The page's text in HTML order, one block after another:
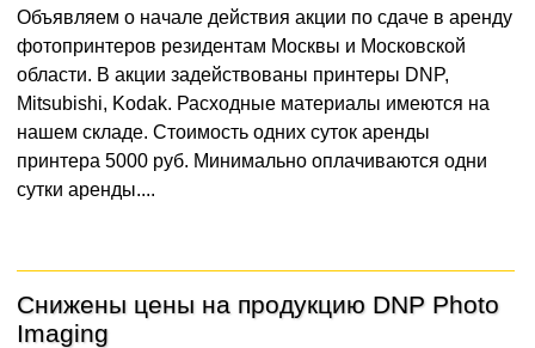
Объявляем о начале действия акции по сдаче в аренду
фотопринтеров резидентам Москвы и Московской
области. В акции задействованы принтеры DNP,
Mitsubishi, Kodak. Расходные материалы имеются на
нашем складе. Стоимость одних суток аренды
принтера 5000 руб. Минимально оплачиваются одни
сутки аренды....
Снижены цены на продукцию DNP Photo
Imaging